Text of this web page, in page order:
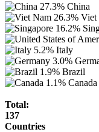
27.3% China
26.3% Viet
16.2%
5.2% Italy
3.0%
1.9% Brazil
1.1% Canada
Total:
137
Countries